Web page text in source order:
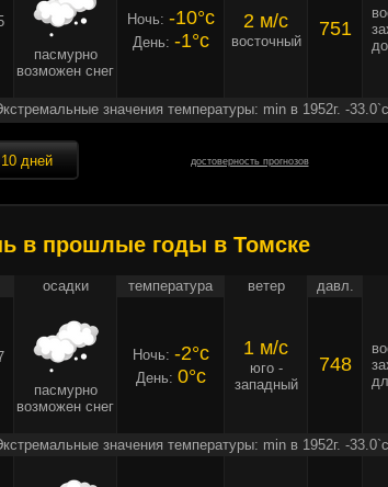
пасмурно
возможен снег
Ночь: -10°c
День: -1°c
2 м/c
восточный
751
значения температуры: min в 1952г. -
дней достоверность прогнозов
в прошлые годы в Томске
осадки температура ветер давл.
пасмурно
возможен снег
Ночь: -2°c
День: 0°c
1 м/c
юго -
западный
748
значения температуры: min в 1952г. -